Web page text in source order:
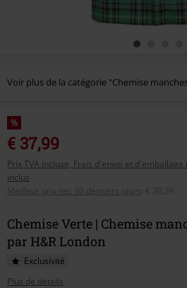
Voir plus de la catégorie "Chemise
%
€ 37,99
Prix TVA incluse, Frais d'envoi et d'emballage
inclus
Meilleur prix ces 30 derniers jours
€ 30,39
Chemise Verte | Chemise
par H&R London
Exclusivité
Plus de détails